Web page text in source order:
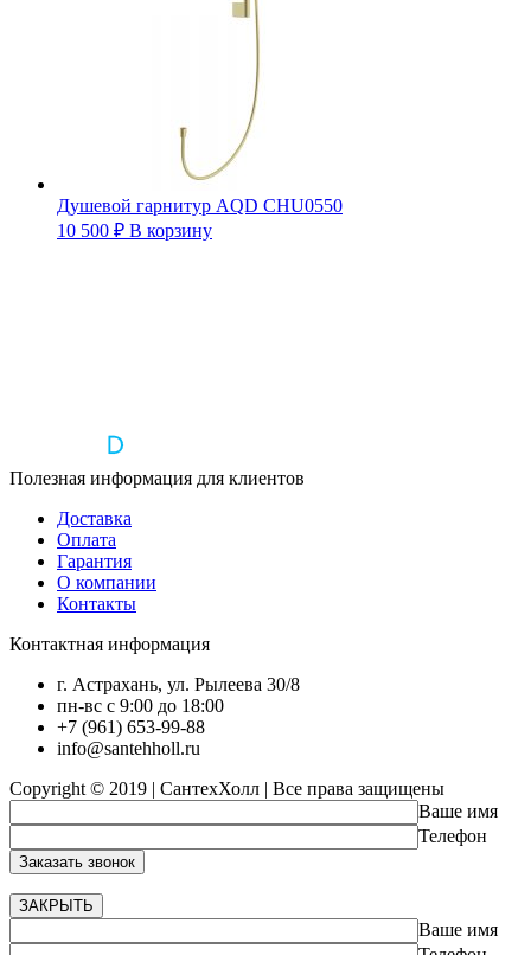
Душевой гарнитур AQD CHU0550
10 500 ₽ В корзину
Полезная информация для клиентов
Доставка
Оплата
Гарантия
О компании
Контакты
Контактная информация
г. Астрахань, ул. Рылеева 30/8
пн-вс с 9:00 до 18:00
+7 (961) 653-99-88
info@santehholl.ru
Copyright © 2019 | СантехХолл | Все права защищены
Ваше имя
Телефон
ЗАКРЫТЬ
Ваше имя